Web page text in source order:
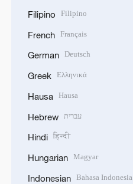
Filipino Filipino
French Français
German Deutsch
Greek Ελληνικά
Hausa Hausa
Hebrew עברית
Hindi हिन्दी
Hungarian Magyar
Indonesian Bahasa Indonesia